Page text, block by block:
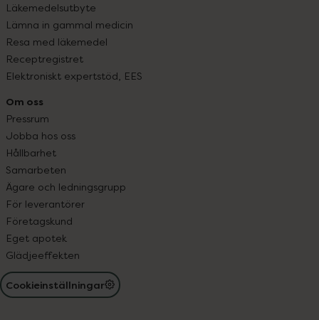
Läkemedelsutbyte
Lämna in gammal medicin
Resa med läkemedel
Receptregistret
Elektroniskt expertstöd, EES
Om oss
Pressrum
Jobba hos oss
Hållbarhet
Samarbeten
Ägare och ledningsgrupp
För leverantörer
Företagskund
Eget apotek
Glädjeeffekten
Cookieinställningar